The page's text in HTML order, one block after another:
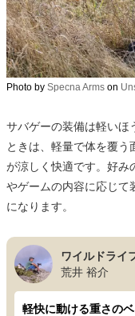
Photo by Specna Arms on
サバゲーの装備は軽いほ
ときは、軽量で体を覆
が涼しく快適です。好み
やゲームの内容に応じて
になります。
ワイルドライ
荒井 裕介
軽快に動ける重さの